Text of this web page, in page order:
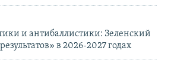
и антибаллистики: Зеленский
в 2026-2027 годах